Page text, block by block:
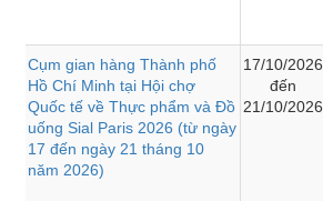
Cụm gian hàng Thành phố
Hồ Chí Minh tại Hội chợ
Quốc tế về Thực phẩm và Đồ
uống Sial Paris 2026 (từ ngày
17 đến ngày 21 tháng 10
năm 2026)
17/10/2026
đến
21/10/2026